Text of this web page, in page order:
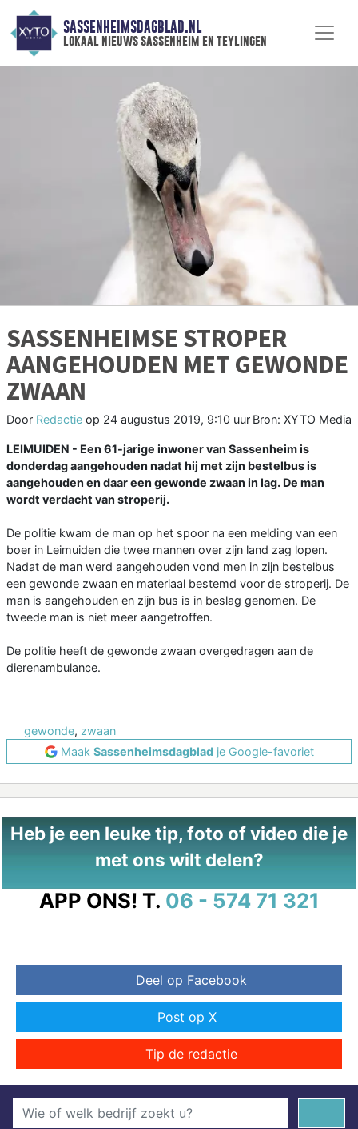
SASSENHEIMSDAGBLAD.NL
lokaal nieuws sassenheim en teylingen
SASSENHEIMSE STROPER
AANGEHOUDEN MET GEWONDE
ZWAAN
Door Redactie op 24 augustus 2019, 9:10 uur Bron: XYTO Media
LEIMUIDEN - Een 61-jarige inwoner van Sassenheim is
donderdag aangehouden nadat hij met zijn bestelbus is
aangehouden en daar een gewonde zwaan in lag. De man
wordt verdacht van stroperij.
De politie kwam de man op het spoor na een melding van een
boer in Leimuiden die twee mannen over zijn land zag lopen.
Nadat de man werd aangehouden vond men in zijn bestelbus
een gewonde zwaan en materiaal bestemd voor de stroperij. De
man is aangehouden en zijn bus is in beslag genomen. De
tweede man is niet meer aangetroffen.
De politie heeft de gewonde zwaan overgedragen aan de
dierenambulance.
gewonde, zwaan
Maak Sassenheimsdagbladje Google-favoriet
Heb je een leuke tip, foto of video die je
met ons wilt delen?
APP ONS! T. 06 - 574 71 321
Deel op Facebook
Post op X
Tip de redactie